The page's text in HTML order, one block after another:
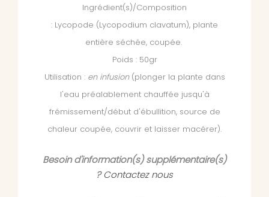
Ingrédient(s)/Composition
: Lycopode (Lycopodium clavatum), plante
entière séchée, coupée.
Poids : 50gr
Utilisation : en infusion(plonger la plante dans
l'eau préalablement chauffée jusqu'à
frémissement/début d'ébullition, source de
chaleur coupée, couvrir et laisser macérer).
Besoin d'information(s) supplémentaire(s)
?Contactez nous